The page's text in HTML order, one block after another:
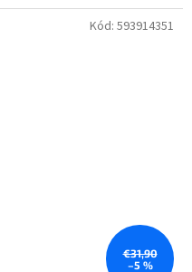
€31,90
–5 %
Kód: 593914351